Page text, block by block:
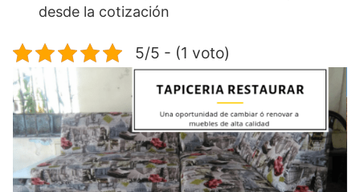
desde la cotización
5/5 - (1 voto)